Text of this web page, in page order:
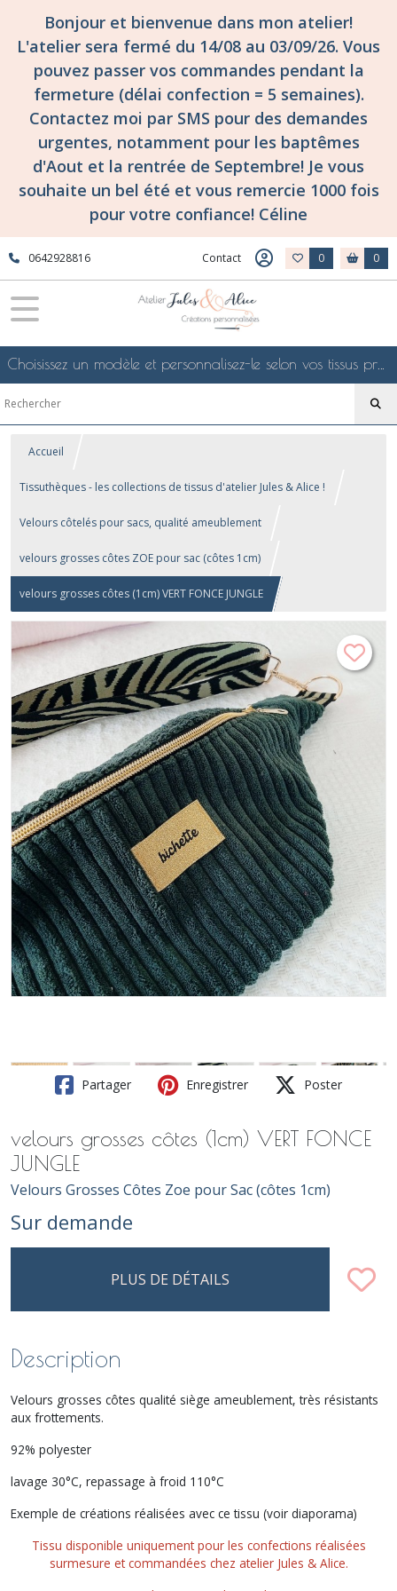
Bonjour et bienvenue dans mon atelier!
L'atelier sera fermé du 14/08 au 03/09/26. Vous
pouvez passer vos commandes pendant la
fermeture (délai confection = 5 semaines).
Contactez moi par SMS pour des demandes
urgentes, notamment pour les baptêmes
d'Aout et la rentrée de Septembre! Je vous
souhaite un bel été et vous remercie 1000 fois
pour votre confiance! Céline
0642928816 Contact 0 0
Choisissez un modèle et personnalisez-le selon vos tissus préférés de mes collections en ligne, je le confectionnerai selon vos souhaits
Accueil
Tissuthèques - les collections de tissus d'atelier Jules & Alice !
Velours côtelés pour sacs, qualité ameublement
velours grosses côtes ZOE pour sac (côtes 1cm)
velours grosses côtes (1cm) VERT FONCE JUNGLE
Partager Enregistrer Poster
velours grosses côtes (1cm) VERT FONCE
JUNGLE
Velours Grosses Côtes Zoe pour Sac (côtes 1cm)
Sur demande
PLUS DE DÉTAILS
Description
Velours grosses côtes qualité siège ameublement, très résistants
aux frottements.
92% polyester
lavage 30°C, repassage à froid 110°C
Exemple de créations réalisées avec ce tissu (voir diaporama)
Tissu disponible uniquement pour les confections réalisées
surmesure et commandées chez atelier Jules & Alice.